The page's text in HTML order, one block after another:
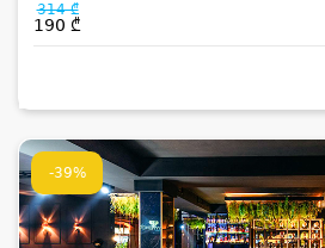
314 ₾
190 ₾
-39%